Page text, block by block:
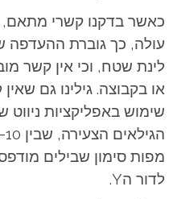
כאשר בדקנו קשרי מתאם,
עולה, כך גוברת ההעדפה
לינת שטח, וכי אין קשר
או בקבוצה. גילינו גם
שימוש באפליקציות
מפות סימון שבילים
לדור הY.